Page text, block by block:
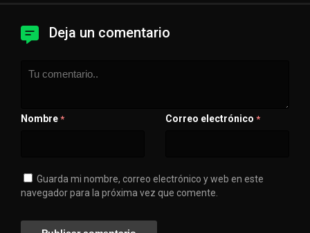
Deja un comentario
Nombre * Correo electrónico *
Guarda mi nombre, correo electrónico y web en este
navegador para la próxima vez que comente.